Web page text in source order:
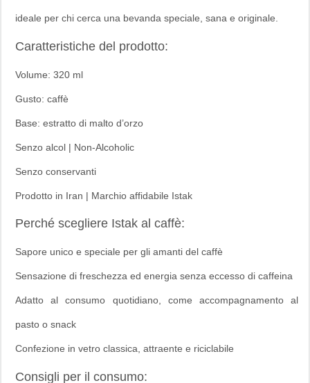
ideale per chi cerca una bevanda speciale, sana e originale.
Caratteristiche del prodotto:
Volume: 320 ml
Gusto: caffè
Base: estratto di malto d’orzo
Senzo alcol | Non-Alcoholic
Senzo conservanti
Prodotto in Iran | Marchio affidabile Istak
Perché scegliere Istak al caffè:
Sapore unico e speciale per gli amanti del caffè
Sensazione di freschezza ed energia senza eccesso di caffeina
Adatto al consumo quotidiano, come accompagnamento al
pasto o snack
Confezione in vetro classica, attraente e riciclabile
Consigli per il consumo: